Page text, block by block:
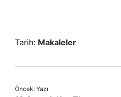
Tarih: Makaleler
Önceki Yazı